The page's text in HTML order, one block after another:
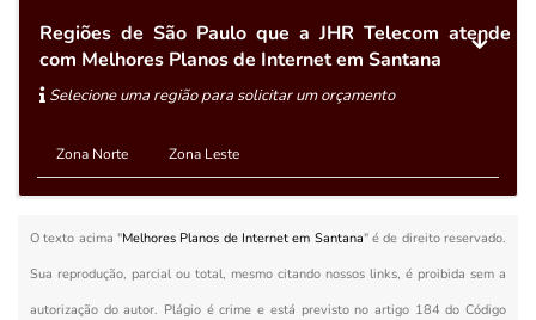
Regiões de São Paulo que a JHR Telecom atende
com Melhores Planos de Internet em Santana
Selecione uma região para solicitar um orçamento
Zona Norte Zona Leste
O texto acima "Melhores Planos de Internet em Santana" é de direito reservado.
Sua reprodução, parcial ou total, mesmo citando nossos links, é proibida sem a
autorização do autor. Plágio é crime e está previsto no artigo 184 do Código